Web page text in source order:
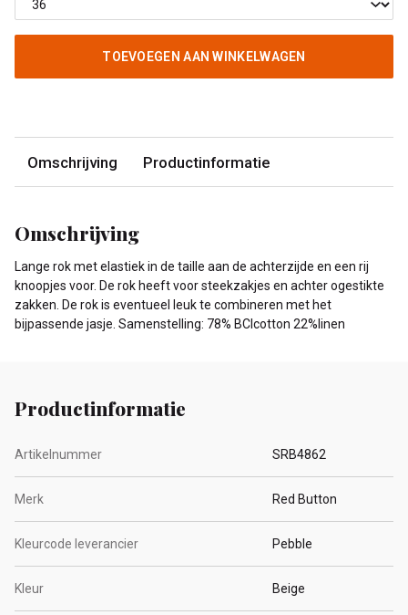
TOEVOEGEN AAN WINKELWAGEN
Omschrijving Productinformatie
Omschrijving
Lange rok met elastiek in de taille aan de achterzijde en een rij
knoopjes voor. De rok heeft voor steekzakjes en achter ogestikte
zakken. De rok is eventueel leuk te combineren met het
bijpassende jasje. Samenstelling: 78% BCIcotton 22%linen
Productinformatie
Artikelnummer SRB4862
Merk Red Button
Kleurcode leverancier Pebble
Kleur Beige